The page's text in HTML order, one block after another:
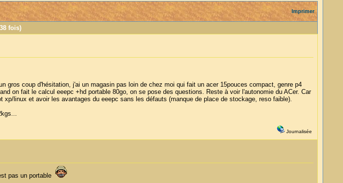
Imprimer
fois)
gros coup d'hésitation, j'ai un magasin pas loin de chez moi qui fait un acer 15pouces compact, genre p4
on fait le calcul eeepc +hd portable 80go, on se pose des questions. Reste à voir l'autonomie du ACer. Car
linux et avoir les avantages du eeepc sans les défauts (manque de place de stockage, reso faible).
Journalisée
pas un portable